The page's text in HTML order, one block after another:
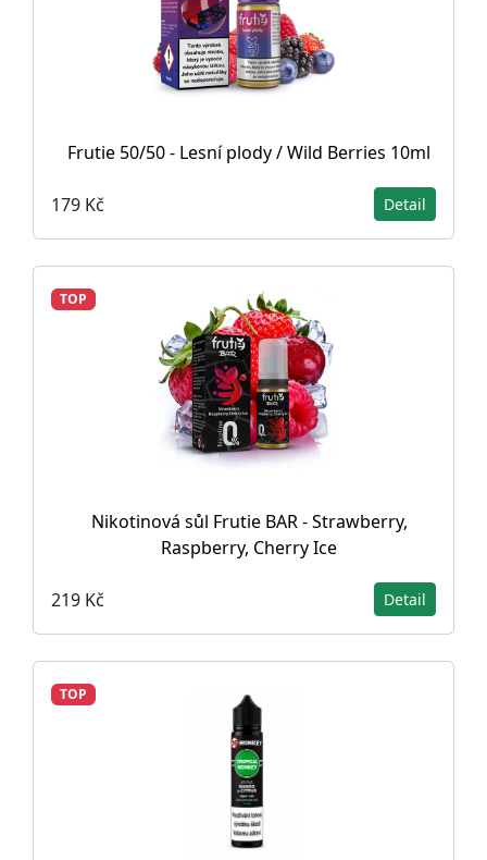
Frutie 50/50 - Lesní plody / Wild Berries 10ml
179 Kč Detail
TOP
Nikotinová sůl Frutie BAR - Strawberry,
Raspberry, Cherry Ice
219 Kč Detail
TOP